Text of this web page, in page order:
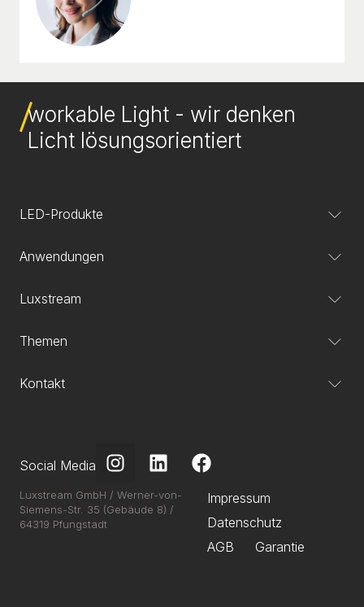
workable Light - wir denken
Licht lösungsorientiert
LED-Produkte
Anwendungen
Luxstream
Themen
Kontakt
Social Media
Luxstream GmbH / Werner-von-
Siemens-Str. 35 (Gebäude 8) /
64319 Pfungstadt
Impressum
Datenschutz
AGB
Garantie